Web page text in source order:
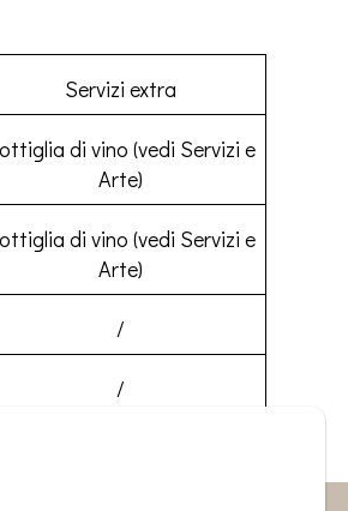
Servizi extra
di vino (vedi Servizi e
Arte)
di vino (vedi Servizi e
Arte)
/
/